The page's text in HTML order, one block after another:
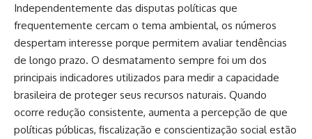
Independentemente das disputas políticas que
frequentemente cercam o tema ambiental, os números
despertam interesse porque permitem avaliar tendências
de longo prazo. O desmatamento sempre foi um dos
principais indicadores utilizados para medir a capacidade
brasileira de proteger seus recursos naturais. Quando
ocorre redução consistente, aumenta a percepção de que
políticas públicas, fiscalização e conscientização social estão